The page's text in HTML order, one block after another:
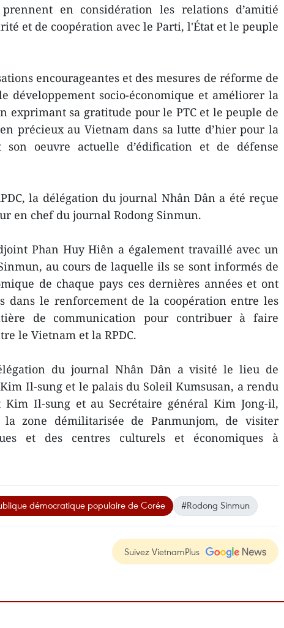
en considération les relations d’amitié
et de coopération avec le Parti, l'État et le peuple
encourageantes et des mesures de réforme de
développement socio-économique et améliorer la
exprimant sa gratitude pour le PTC et le peuple de
précieux au Vietnam dans sa lutte d’hier pour la
oeuvre actuelle d’édification et de défense
la délégation du journal Nhân Dân a été reçue
en chef du journal Rodong Sinmun.
Phan Huy Hiên a également travaillé avec un
au cours de laquelle ils se sont informés de
de chaque pays ces dernières années et ont
dans le renforcement de la coopération entre les
de communication pour contribuer à faire
le Vietnam et la RPDC.
du journal Nhân Dân a visité le lieu de
Il-sung et le palais du Soleil Kumsusan, a rendu
Kim Il-sung et au Secrétaire général Kim Jong-il,
zone démilitarisée de Panmunjom, de visiter
et des centres culturels et économiques à
démocratique populaire de Corée #Rodong Sinmun
Suivez VietnamPlus